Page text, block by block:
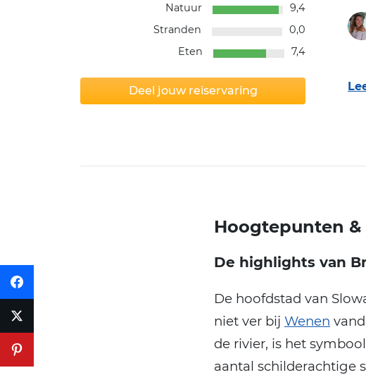
Natuur
9,4
Stranden
0,0
Eten
7,4
Deel jouw reiservaring
Hoogtepunten
De highlights van
De hoofdstad van
niet ver bij Wenen
de rivier, is het
aantal schilderachtige